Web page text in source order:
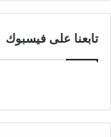
تابعنا على فيسبوك